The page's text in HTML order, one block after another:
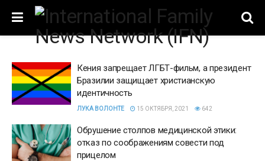
Кения запрещает ЛГБТ-фильм, а президент
Бразилии защищает христианскую
идентичность
ЛУКА ВОЛОНТЕ 15 ОКТЯБРЯ, 2021 642
Обрушение столпов медицинской этики:
отказ по соображениям совести под
прицелом